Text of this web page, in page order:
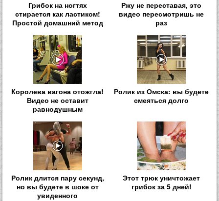
Грибок на ногтях
стирается как ластиком!
Простой домашний метод
Ржу не переставая, это
видео пересмотришь не
раз
Королева вагона отожгла!
Видео не оставит
равнодушным
Ролик из Омска: вы будете
смеяться долго
Ролик длится пару секунд,
но вы будете в шоке от
увиденного
Этот трюк уничтожает
грибок за 5 дней!